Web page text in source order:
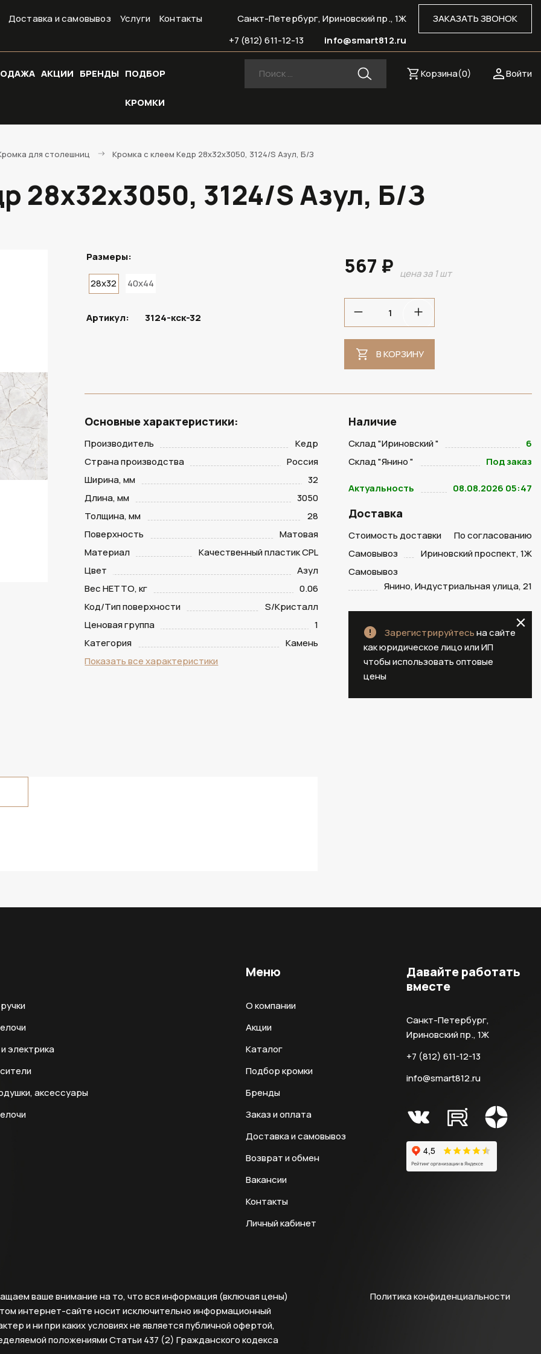
Доставка и самовывоз Услуги Контакты ЗАКАЗАТЬ ЗВОНОК
Санкт-Петербург, Ириновский пр., 1Ж
info@smart812.ru
+7 (812) 611-12-13
АКЦИИ БРЕНДЫ ПОДБОР
КРОМКИ
Войти
Корзина(0)
для столешниц Кромка с клеем Кедр 28х32х3050, 3124/S Азул, Б/З
28х32х3050, 3124/S Азул, Б/З
В НАЛИЧИИ
Размеры:
28x32 40x44
Артикул: 3124-кск-32
567 ₽ цена за 1 шт
В КОРЗИНУ
Основные характеристики:
Производитель
Кедр
Страна производства
Россия
Ширина, мм
32
Длина, мм
3050
Толщина, мм
28
Поверхность
Матовая
Материал
Качественный пластик CPL
Цвет
Азул
Вес НЕТТО, кг
0.06
Код/Тип поверхности
S/Кристалл
Ценовая группа
1
Категория
Камень
Показать все характеристики
Наличие
Склад "Ириновский "
6
Склад "Янино "
Под заказ
Актуальность 08.08.2026 05:47
Доставка
Стоимость доставки
По согласованию
Самовывоз
Ириновский проспект, 1Ж
Самовывоз
Янино, Индустриальная улица, 21
Зарегистрируйтесьна сайте
как юридическое лицо или ИП
чтобы использовать оптовые
цены
электрика
аксессуары
Меню
О компании
Акции
Каталог
Подбор кромки
Бренды
Заказ и оплата
Доставка и самовывоз
Возврат и обмен
Вакансии
Контакты
Личный кабинет
Давайте работать
вместе
Санкт-Петербург,
Ириновский пр., 1Ж
+7 (812) 611-12-13
info@smart812.ru
Политика конфиденциальности
ваше внимание на то, что вся информация (включая цены)
интернет-сайте носит исключительно информационный
и ни при каких условиях не является публичной офертой,
положениями Статьи 437 (2) Гражданского кодекса